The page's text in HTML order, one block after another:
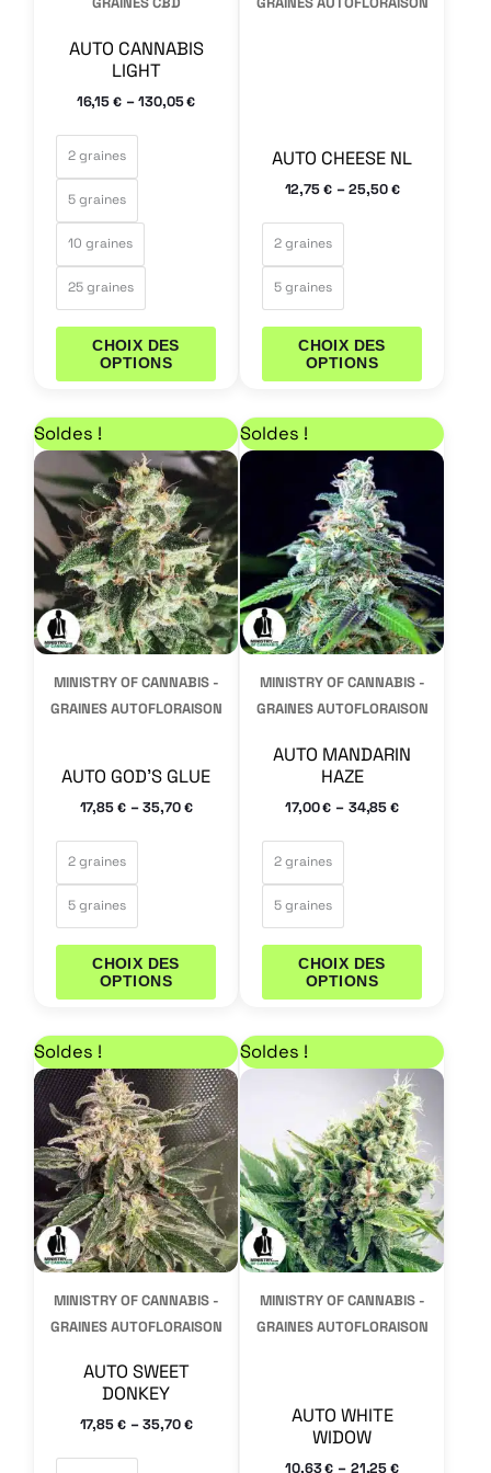
AUTO CANNABIS
LIGHT
16,15 €–130,05€
2 graines
5 graines
10 graines
25 graines
CHOIX DES
OPTIONS
sur
du
produit
AUTO CHEESE NL
12,75 €–25,50 €
2 graines
5 graines
CHOIX DES
OPTIONS
du
produit
Soldes !
MINISTRY OF CANNABIS -
GRAINES AUTOFLORAISON
AUTO GOD’S GLUE
17,85 €–35,70 €
Plage de prix : 17,85 € à 35,70 €
2 graines
5 graines
CHOIX DES
OPTIONS
Ce
produit
a
plusieurs
variations.
Les
options
du
produit
Soldes !
MINISTRY OF CANNABIS -
GRAINES AUTOFLORAISON
AUTO MANDARIN
HAZE
17,00€ – 34,85€
Plage de prix :
2 graines
5 graines
CHOIX DES
OPTIONS
Ce
plusieurs
variations.
Les
options
sur
du
produit
Soldes !
MINISTRY OF CANNABIS -
GRAINES AUTOFLORAISON
AUTO SWEET
DONKEY
17,85 €–35,70 €
Plage de prix : 17,85 € à 35,70 €
Ce
produit
a
plusieurs
variations.
Les
options
Soldes !
MINISTRY OF CANNABIS -
GRAINES AUTOFLORAISON
AUTO WHITE
WIDOW
10,63€ – 21,25€
Plage de prix :
Ce
plusieurs
variations.
Les
options